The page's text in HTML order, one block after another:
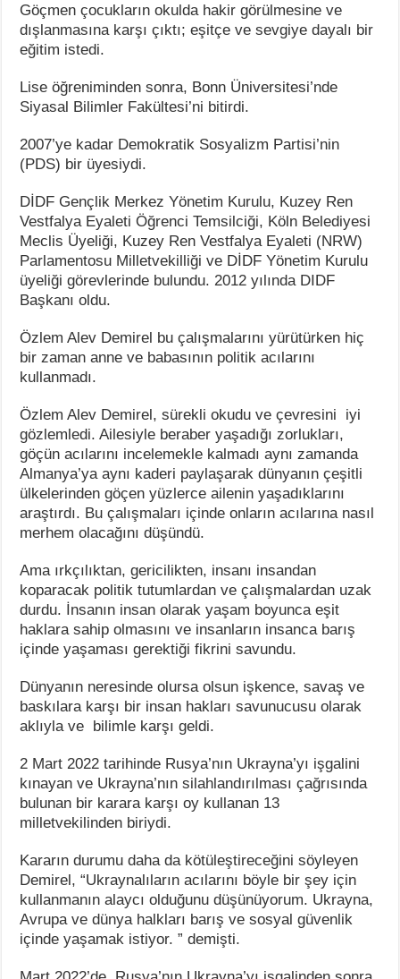
Göçmen çocukların okulda hakir görülmesine ve
dışlanmasına karşı çıktı; eşitçe ve sevgiye dayalı bir
eğitim istedi.
Lise öğreniminden sonra, Bonn Üniversitesi’nde
Siyasal Bilimler Fakültesi’ni bitirdi.
2007’ye kadar Demokratik Sosyalizm Partisi’nin
(PDS) bir üyesiydi.
DİDF Gençlik Merkez Yönetim Kurulu, Kuzey Ren
Vestfalya Eyaleti Öğrenci Temsilciği, Köln Belediyesi
Meclis Üyeliği, Kuzey Ren Vestfalya Eyaleti (NRW)
Parlamentosu Milletvekilliği ve DİDF Yönetim Kurulu
üyeliği görevlerinde bulundu. 2012 yılında DIDF
Başkanı oldu.
Özlem Alev Demirel bu çalışmalarını yürütürken hiç
bir zaman anne ve babasının politik acılarını
kullanmadı.
Özlem Alev Demirel, sürekli okudu ve çevresini iyi
gözlemledi. Ailesiyle beraber yaşadığı zorlukları,
göçün acılarını incelemekle kalmadı aynı zamanda
Almanya’ya aynı kaderi paylaşarak dünyanın çeşitli
ülkelerinden göçen yüzlerce ailenin yaşadıklarını
araştırdı. Bu çalışmaları içinde onların acılarına nasıl
merhem olacağını düşündü.
Ama ırkçılıktan, gericilikten, insanı insandan
koparacak politik tutumlardan ve çalışmalardan uzak
durdu. İnsanın insan olarak yaşam boyunca eşit
haklara sahip olmasını ve insanların insanca barış
içinde yaşaması gerektiği fikrini savundu.
Dünyanın neresinde olursa olsun işkence, savaş ve
baskılara karşı bir insan hakları savunucusu olarak
aklıyla ve bilimle karşı geldi.
2 Mart 2022 tarihinde Rusya’nın Ukrayna’yı işgalini
kınayan ve Ukrayna’nın silahlandırılması çağrısında
bulunan bir karara karşı oy kullanan 13
milletvekilinden biriydi.
Kararın durumu daha da kötüleştireceğini söyleyen
Demirel, “Ukraynalıların acılarını böyle bir şey için
kullanmanın alaycı olduğunu düşünüyorum. Ukrayna,
Avrupa ve dünya halkları barış ve sosyal güvenlik
içinde yaşamak istiyor. ” demişti.